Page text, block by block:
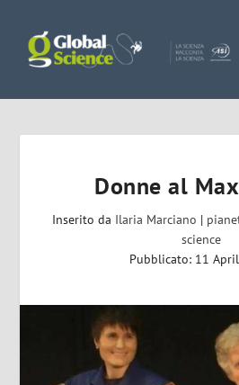
Donne al
Inserito da Ilaria Marciano |
science
Pubblicato: 11